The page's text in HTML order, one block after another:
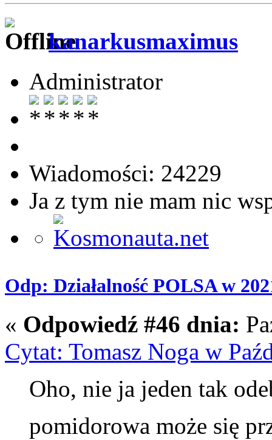
kanarkusmaximus
Administrator
Wiadomości: 24229
Ja z tym nie mam nic
Odp: Działalność POLSA w
« Odpowiedź #46 dnia:
Cytat: Tomasz Noga w
Oho, nie ja jeden tak
pomidorowa może się